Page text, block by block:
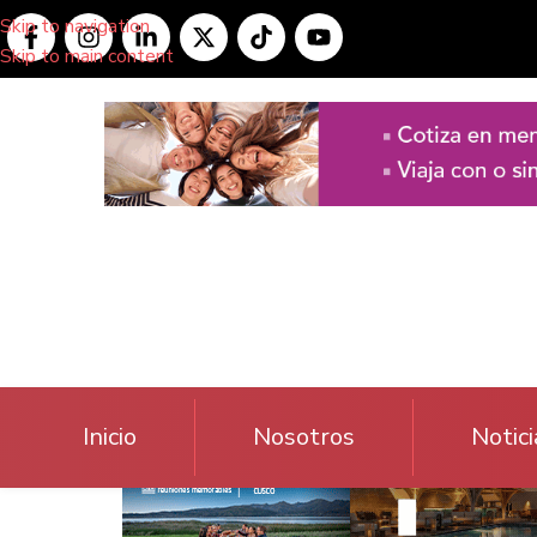
Skip to navigation
Skip to main content
Inicio Nosotros